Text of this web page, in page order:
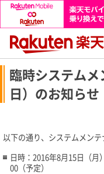
臨時システム
日）のお知らせ
以下の通り、システムメンテ
日時：2016年8月15日（月
00（予定）